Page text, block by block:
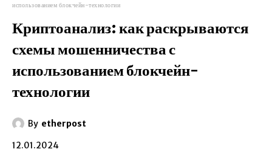
использованием блокчейн-технологии
Криптоанализ: как раскрываются
схемы мошенничества с
использованием блокчейн-
технологии
By etherpost
12.01.2024